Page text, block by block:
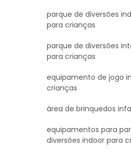
parque de diversões
para crianças
parque de diversões
para crianças
equipamento de jogo
crianças
área de brinquedos
equipamentos para
diversões indoor para